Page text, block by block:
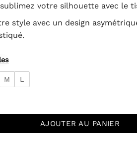
votre silhouette avec le
style avec un design
M L
Bandage Cocktail Extensible Midi
AJOUTER AU PANIER